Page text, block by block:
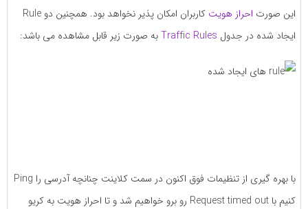
این صورت احراز هویت
کاربران امکان پذیر نخواهد بود. همچنین دو Rule
ایجاد شده در جدول Traffic Rulesبه صورت زیر قابل مشاهده می باشد:
با بهره گیری از تنظیمات فوق اکنون در سمت کلاینت چنانچه آدرسی را Ping
کنیم با Request timed out رو برو خواهیم شد و تا احراز هویت به کریو